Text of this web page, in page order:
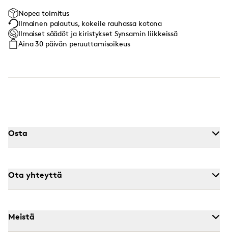
Nopea toimitus
Ilmainen palautus, kokeile rauhassa kotona
Ilmaiset säädöt ja kiristykset Synsamin liikkeissä
Aina 30 päivän peruuttamisoikeus
Osta
Ota yhteyttä
Meistä